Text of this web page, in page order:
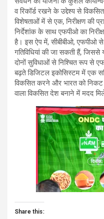
व रिकॉर्ड रखने के उद्देश्य से
विशेषताओं में से एक, निरीक्षण की
निर्देशांक के साथ एफपीओ का
है। इस ऐप में, सीबीबीओ, एफपीओ से
गतिविधियां की जा सकती हैं,
दोनों सुविधाओं से निश्चित रूप से
बढ़ते डिजिटल इकोसिस्टम में एक
विकसित करने और भारत को निकट
वाला विकसित देश बनाने में मदद
Share this: